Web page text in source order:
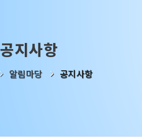
공지사항
알림마당 공지사항